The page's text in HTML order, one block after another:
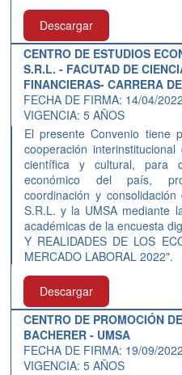
Descargar
CENTRO DE ESTUDIOS
S.R.L. - FACUTAD DE
FINANCIERAS- CARRERA
FECHA DE FIRMA: 14/04/2022
VIGENCIA: 5 AÑOS
El presente Convenio tiene
cooperación
científica y cultural, para
económico del país,
coordinación y
S.R.L. y la UMSA mediante
académicas de la encuesta
Y REALIDADES DE LOS
MERCADO LABORAL 2022".
Descargar
CENTRO DE PROMOCIÓN
BACHERER - UMSA
FECHA DE FIRMA: 19/09/2022
VIGENCIA: 5 AÑOS